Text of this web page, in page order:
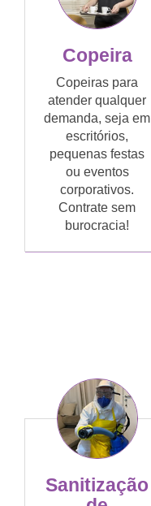
Copeira
Copeiras para
atender qualquer
demanda, seja em
escritórios,
pequenas festas
ou eventos
corporativos.
Contrate sem
burocracia!
Sanitização